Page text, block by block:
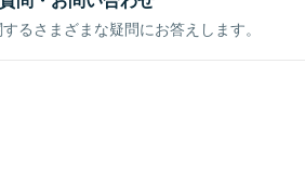
るさまざまな疑問にお答えします。